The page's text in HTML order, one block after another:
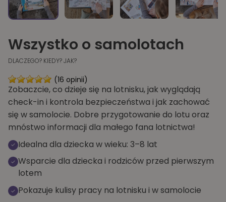
Wszystko o samolotach
DLACZEGO? KIEDY? JAK?
(16 opinii)
Zobaczcie, co dzieje się na lotnisku, jak wyglądają
check-in i kontrola bezpieczeństwa i jak zachować
się w samolocie. Dobre przygotowanie do lotu oraz
mnóstwo informacji dla małego fana lotnictwa!
Idealna dla dziecka w wieku: 3–8 lat
Wsparcie dla dziecka i rodziców przed pierwszym
lotem
Pokazuje kulisy pracy na lotnisku i w samolocie